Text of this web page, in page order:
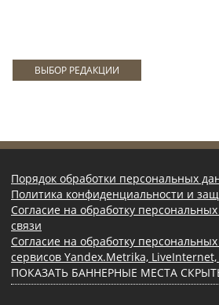
ВЫБОР РЕДАКЦИИ
Порядок обработки персональных
Политика конфиденциальности и
Согласие на обработку
связи
Согласие на обработку
сервисов Yandex.Metrika,
ПОКАЗАТЬ БАННЕРНЫЕ МЕСТА